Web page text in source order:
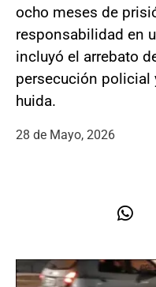
ocho meses de
responsabilidad en
incluyó el arrebato
persecución policial
huida.
28 de Mayo, 2026